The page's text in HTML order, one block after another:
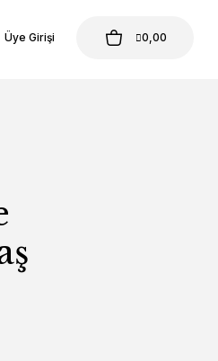
Üye Girişi 0,00